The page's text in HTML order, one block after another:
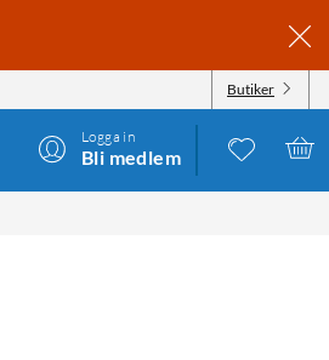
Butiker
Logga in
Bli medlem